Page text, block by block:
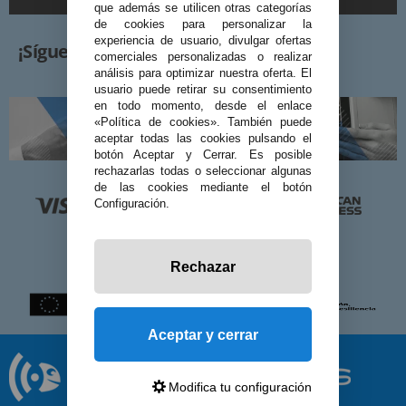
¡Síguenos!
que además se utilicen otras categorías
de cookies para personalizar la
experiencia de usuario, divulgar ofertas
comerciales personalizadas o realizar
análisis para optimizar nuestra oferta. El
usuario puede retirar su consentimiento
en todo momento, desde el enlace
«Política de cookies». También puede
aceptar todas las cookies pulsando el
botón Aceptar y Cerrar. Es posible
rechazarlas todas o seleccionar algunas
de las cookies mediante el botón
Configuración.
Rechazar
Aceptar y cerrar
Modifica tu configuración